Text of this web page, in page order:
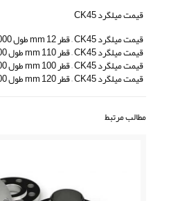
قیمت میلگرد CK45
قیمت میلگرد CK45 – قطر 12 mm طول 6000 mm وزن 5.3 (5%±) kg
قیمت میلگرد CK45 – قطر 110 mm طول 3000 mm وزن 224.5 (5%±) kg
قیمت میلگرد CK45 – قطر 100 mm طول 6000 mm وزن 371.1 (5%±) kg
قیمت میلگرد CK45 – قطر 120 mm طول 3000 mm وزن 267.2 (5%±) kg
مطالب مرتبط